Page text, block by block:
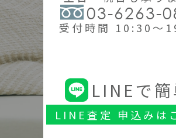
03-6263-
受付時間 10:30～
LINEで
LINE査定 申込みは